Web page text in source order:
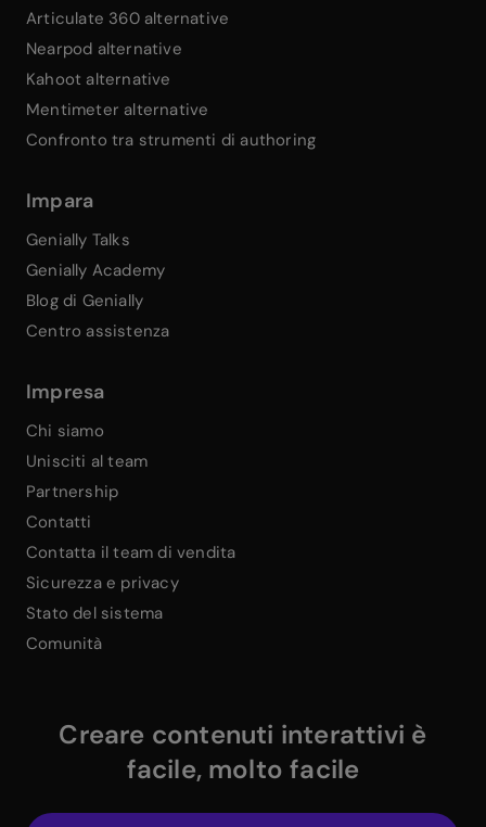
Articulate 360 alternative
Nearpod alternative
Kahoot alternative
Mentimeter alternative
Confronto tra strumenti di authoring
Impara
Genially Talks
Genially Academy
Blog di Genially
Centro assistenza
Impresa
Chi siamo
Unisciti al team
Partnership
Contatti
Contatta il team di vendita
Sicurezza e privacy
Stato del sistema
Comunità
Creare contenuti interattivi è
facile, molto facile